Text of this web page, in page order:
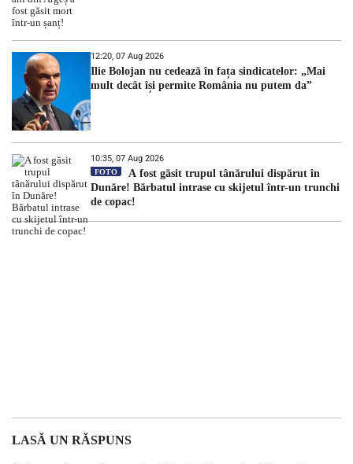
12:20, 07 Aug 2026
Ilie Bolojan nu cedează în fața sindicatelor: „Mai
mult decât își permite România nu putem da”
10:35, 07 Aug 2026
FOTO
A fost găsit trupul tânărului dispărut în
Dunăre! Bărbatul intrase cu skijetul într-un trunchi
de copac!
LASĂ UN RĂSPUNS